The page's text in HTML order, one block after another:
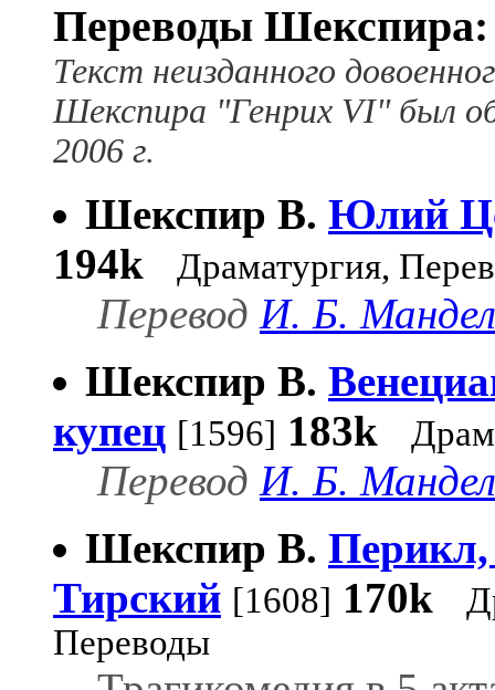
Переводы Шекспира:
Текст неизданного
Шекспира "Генрих VI" был
2006 г.
Шекспир В. Юлий
194k
Драматургия,
Перевод И. Б.
Шекспир В.
купец [1596] 183k
Перевод И. Б.
Шекспир В.
Тирский [1608] 170k
Переводы